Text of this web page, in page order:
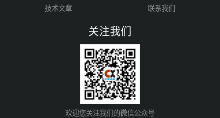
技术文章 联系我们
关注我们
欢迎您关注我们的微信公众号